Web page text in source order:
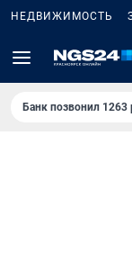
НЕДВИЖИМОСТЬ
Банк позвонил